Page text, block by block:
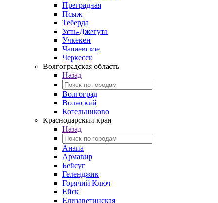
Преградная
Псыж
Теберда
Усть-Джегута
Учкекен
Чапаевское
Черкесск
Волгоградская область
Назад
Волгоград
Волжский
Котельниково
Краснодарский край
Назад
Анапа
Армавир
Бейсуг
Геленджик
Горячий Ключ
Ейск
Елизаветинская